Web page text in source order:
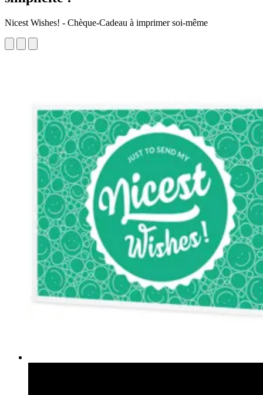
Nicest Wishes! - Chèque-Cadeau à imprimer soi-même